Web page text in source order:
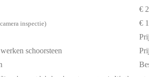
€
inspectie)
€
schoorsteen